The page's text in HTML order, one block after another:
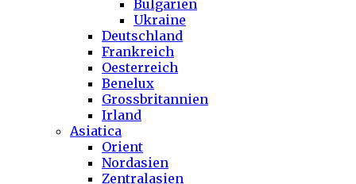
Bulgarien
Ukraine
Deutschland
Frankreich
Oesterreich
Benelux
Grossbritannien
Irland
Asiatica
Orient
Nordasien
Zentralasien